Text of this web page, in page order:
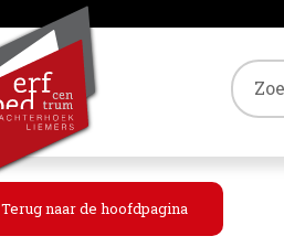
Terug naar de hoofdpagina